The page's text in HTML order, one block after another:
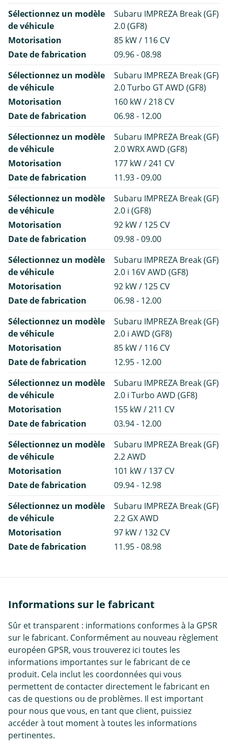
Sélectionnez un modèle
de véhicule
Subaru IMPREZA Break (GF)
2.0 (GF8)
Motorisation
85 kW / 116 CV
Date de fabrication
09.96 - 08.98
Sélectionnez un modèle
de véhicule
Subaru IMPREZA Break (GF)
2.0 Turbo GT AWD (GF8)
Motorisation
160 kW / 218 CV
Date de fabrication
06.98 - 12.00
Sélectionnez un modèle
de véhicule
Subaru IMPREZA Break (GF)
2.0 WRX AWD (GF8)
Motorisation
177 kW / 241 CV
Date de fabrication
11.93 - 09.00
Sélectionnez un modèle
de véhicule
Subaru IMPREZA Break (GF)
2.0 i (GF8)
Motorisation
92 kW / 125 CV
Date de fabrication
09.98 - 09.00
Sélectionnez un modèle
de véhicule
Subaru IMPREZA Break (GF)
2.0 i 16V AWD (GF8)
Motorisation
92 kW / 125 CV
Date de fabrication
06.98 - 12.00
Sélectionnez un modèle
de véhicule
Subaru IMPREZA Break (GF)
2.0 i AWD (GF8)
Motorisation
85 kW / 116 CV
Date de fabrication
12.95 - 12.00
Sélectionnez un modèle
de véhicule
Subaru IMPREZA Break (GF)
2.0 i Turbo AWD (GF8)
Motorisation
155 kW / 211 CV
Date de fabrication
03.94 - 12.00
Sélectionnez un modèle
de véhicule
Subaru IMPREZA Break (GF)
2.2 AWD
Motorisation
101 kW / 137 CV
Date de fabrication
09.94 - 12.98
Sélectionnez un modèle
de véhicule
Subaru IMPREZA Break (GF)
2.2 GX AWD
Motorisation
97 kW / 132 CV
Date de fabrication
11.95 - 08.98
Informations sur le fabricant
Sûr et transparent : informations conformes à la GPSR
sur le fabricant. Conformément au nouveau règlement
européen GPSR, vous trouverez ici toutes les
informations importantes sur le fabricant de ce
produit. Cela inclut les coordonnées qui vous
permettent de contacter directement le fabricant en
cas de questions ou de problèmes. Il est important
pour nous que vous, en tant que client, puissiez
accéder à tout moment à toutes les informations
pertinentes.